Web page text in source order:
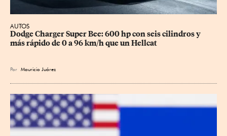
AUTOS
Dodge Charger Super Bee: 600 hp con seis cilindros y
más rápido de 0 a 96 km/h que un Hellcat
Por Mauricio Juárez